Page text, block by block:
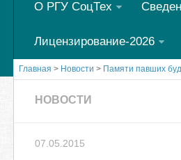
О РГУ СоцТех
Лицензирование-2026
Главная > Новости > Памяти павших
НОВОСТИ
07.05.2015